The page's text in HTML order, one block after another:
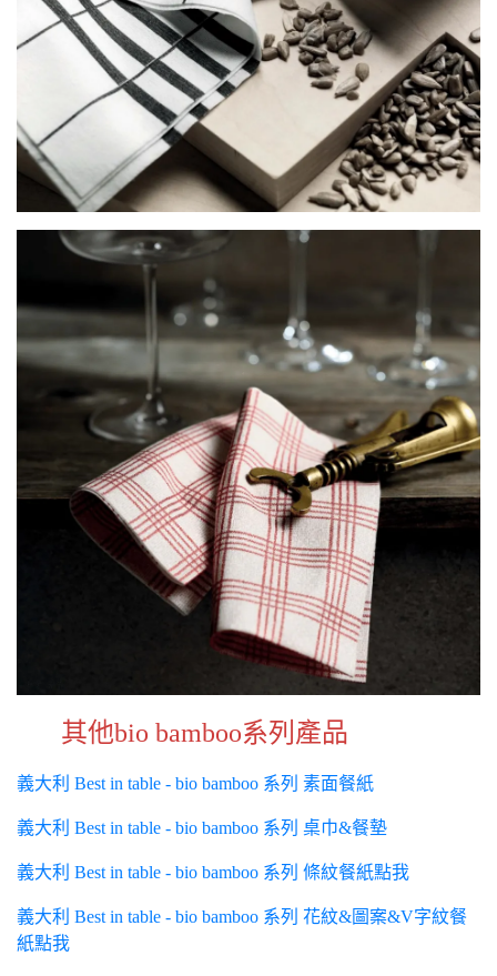
其他bio bamboo系列產品
義大利 Best in table - bio bamboo 系列 素面餐紙
義大利 Best in table - bio bamboo 系列 桌巾&餐墊
義大利 Best in table - bio bamboo 系列 條紋餐紙點我
義大利 Best in table - bio bamboo 系列 花紋&圖案&V字紋餐
紙點我